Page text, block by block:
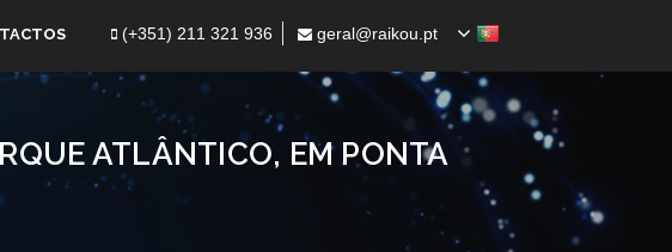
(+351) 211 321 936 geral@raikou.pt
ATLÂNTICO, EM PONTA